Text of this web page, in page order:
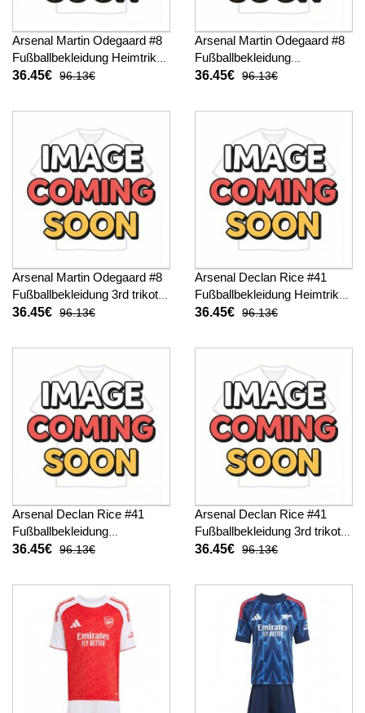
Arsenal Martin Odegaard #8
Fußballbekleidung Heimtrikot
Kinder 2026-27 Kurzarm (+
36.45€ 96.13€
Arsenal Martin Odegaard #8
Fußballbekleidung
Auswärtstrikot Kinder 2026-
36.45€ 96.13€
Arsenal Martin Odegaard #8
Fußballbekleidung 3rd trikot
Kinder 2026-27 Kurzarm (+
36.45€ 96.13€
Arsenal Declan Rice #41
Fußballbekleidung Heimtrikot
Kinder 2026-27 Kurzarm (+
36.45€ 96.13€
Arsenal Declan Rice #41
Fußballbekleidung
Auswärtstrikot Kinder 2026-
36.45€ 96.13€
Arsenal Declan Rice #41
Fußballbekleidung 3rd trikot
Kinder 2026-27 Kurzarm (+
36.45€ 96.13€